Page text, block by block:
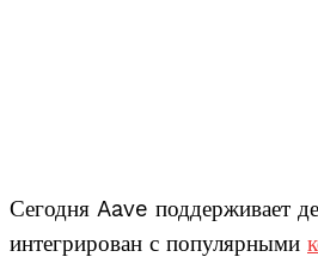
Сегодня Aave поддерживает
интегрирован с популярными